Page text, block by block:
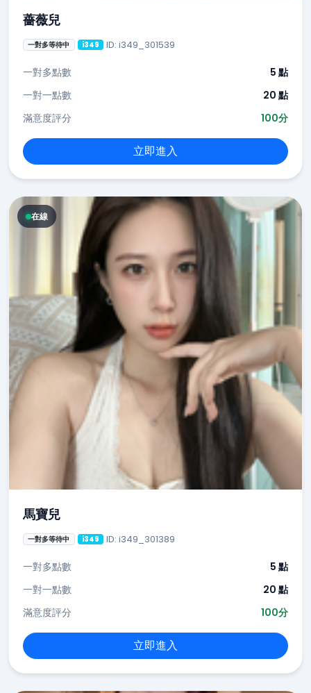
薔薇兒
一對多等待中 i349 ID: i349_301539
一對多點數
5 點
一對一點數
20 點
滿意度評分
100分
立即進入
在線
馬寶兒
一對多等待中 i349 ID: i349_301389
一對多點數
5 點
一對一點數
20 點
滿意度評分
100分
立即進入